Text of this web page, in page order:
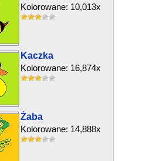
Kolorowane: 10,013x
Kaczka
Kolorowane: 16,874x
Żaba
Kolorowane: 14,888x